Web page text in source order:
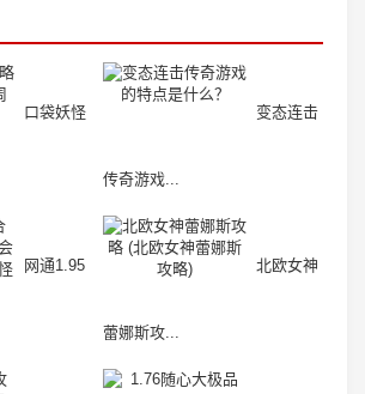
口袋妖怪 变态连击
传奇游戏...
网通1.95 北欧女神
蕾娜斯攻...